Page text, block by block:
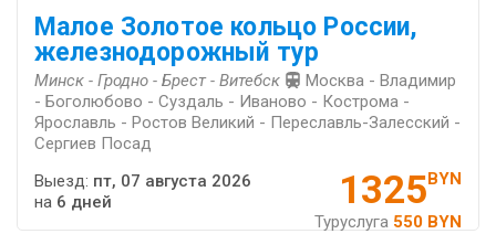
Малое Золотое кольцо России,
железнодорожный тур
Минск - Гродно - Брест - Витебск
Москва - Владимир
- Боголюбово - Суздаль - Иваново - Кострома -
Ярославль - Ростов Великий - Переславль-Залесский -
Сергиев Посад
1325BYN
Туруслуга 550 BYN
Выезд: пт, 07 августа 2026
на 6 дней